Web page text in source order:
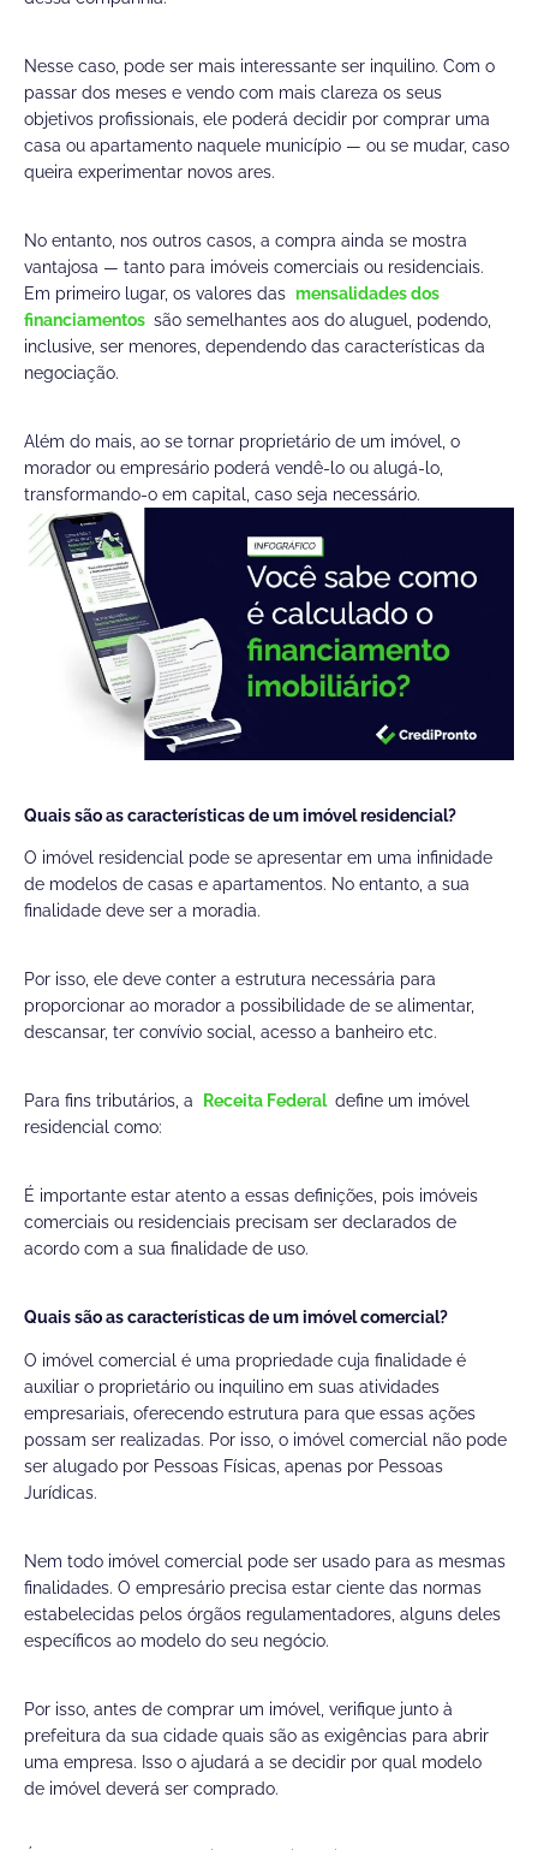
Nesse caso, pode ser mais interessante ser inquilino. Com o
passar dos meses e vendo com mais clareza os seus
objetivos profissionais, ele poderá decidir por comprar uma
casa ou apartamento naquele município — ou se mudar, caso
queira experimentar novos ares.
No entanto, nos outros casos, a compra ainda se mostra
vantajosa — tanto para imóveis comerciais ou residenciais.
Em primeiro lugar, os valores das mensalidades dos
financiamentos são semelhantes aos do aluguel, podendo,
inclusive, ser menores, dependendo das características da
negociação.
Além do mais, ao se tornar proprietário de um imóvel, o
morador ou empresário poderá vendê-lo ou alugá-lo,
transformando-o em capital, caso seja necessário.
Quais são as características de um imóvel residencial?
O imóvel residencial pode se apresentar em uma infinidade
de modelos de casas e apartamentos. No entanto, a sua
finalidade deve ser a moradia.
Por isso, ele deve conter a estrutura necessária para
proporcionar ao morador a possibilidade de se alimentar,
descansar, ter convívio social, acesso a banheiro etc.
Para fins tributários, a Receita Federal define um imóvel
residencial como:
É importante estar atento a essas definições, pois imóveis
comerciais ou residenciais precisam ser declarados de
acordo com a sua finalidade de uso.
Quais são as características de um imóvel comercial?
O imóvel comercial é uma propriedade cuja finalidade é
auxiliar o proprietário ou inquilino em suas atividades
empresariais, oferecendo estrutura para que essas ações
possam ser realizadas. Por isso, o imóvel comercial não pode
ser alugado por Pessoas Físicas, apenas por Pessoas
Jurídicas.
Nem todo imóvel comercial pode ser usado para as mesmas
finalidades. O empresário precisa estar ciente das normas
estabelecidas pelos órgãos regulamentadores, alguns deles
específicos ao modelo do seu negócio.
Por isso, antes de comprar um imóvel, verifique junto à
prefeitura da sua cidade quais são as exigências para abrir
uma empresa. Isso o ajudará a se decidir por qual modelo
de imóvel deverá ser comprado.